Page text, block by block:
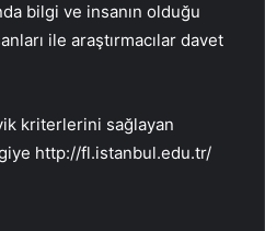
bilgi ve insanın olduğu
ile araştırmacılar davet
kriterlerini sağlayan
http://fl.istanbul.edu.tr/